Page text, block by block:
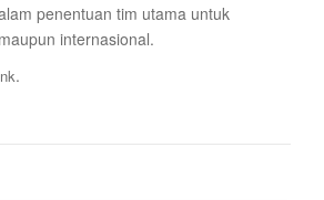
penentuan tim utama untuk
internasional.
.